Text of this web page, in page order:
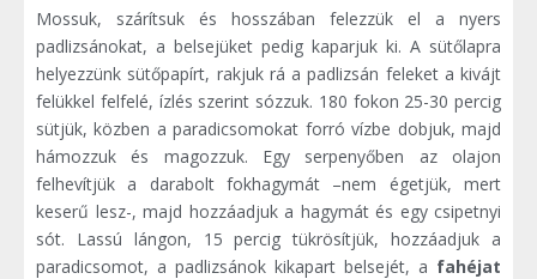
Mossuk, szárítsuk és hosszában felezzük el a nyers
padlizsánokat, a belsejüket pedig kaparjuk ki. A sütőlapra
helyezzünk sütőpapírt, rakjuk rá a padlizsán feleket a kivájt
felükkel felfelé, ízlés szerint sózzuk. 180 fokon 25-30 percig
sütjük, közben a paradicsomokat forró vízbe dobjuk, majd
hámozzuk és magozzuk. Egy serpenyőben az olajon
felhevítjük a darabolt fokhagymát –nem égetjük, mert
keserű lesz-, majd hozzáadjuk a hagymát és egy csipetnyi
sót. Lassú lángon, 15 percig tükrösítjük, hozzáadjuk a
paradicsomot, a padlizsánok kikapart belsejét, a fahéjat